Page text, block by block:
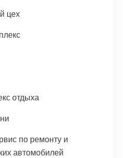
цех
отдыха
по ремонту и
автомобилей